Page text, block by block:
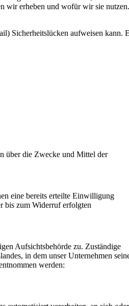
wir erheben und wofür wir sie nutzen.
Sicherheitslücken aufweisen kann.
über die Zwecke und Mittel der
eine bereits erteilte Einwilligung
bis zum Widerruf erfolgten
Aufsichtsbehörde zu. Zuständige
in dem unser Unternehmen
werden: